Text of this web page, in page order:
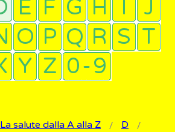
La salute dalla A alla Z
D